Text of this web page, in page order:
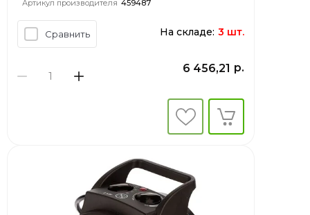
Артикул производителя 459487
Сравнить На складе: 3 шт.
6 456,21 р.